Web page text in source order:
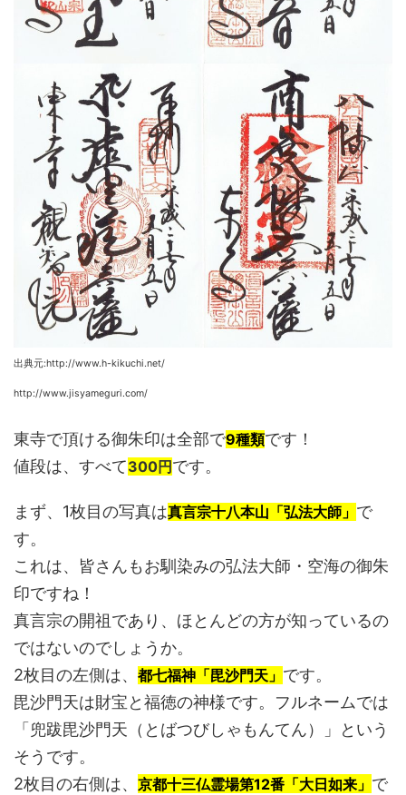
出典元:http://www.h-kikuchi.net/
http://www.jisyameguri.com/
東寺で頂ける御朱印は全部で9種類です！
値段は、すべて300円 です。
まず、1枚目の写真は真言宗十八本山「弘法大師」 で
す。
これは、皆さんもお馴染みの弘法大師・空海の御朱
印ですね！
真言宗の開祖であり、ほとんどの方が知っているの
ではないのでしょうか。
2枚目の左側は、 都七福神「毘沙門天」 です。
毘沙門天は財宝と福徳の神様です。フルネームでは
「兜跋毘沙門天（とばつびしゃもんてん）」という
そうです。
2枚目の右側は、 京都十三仏霊場第12番「大日如来」 で